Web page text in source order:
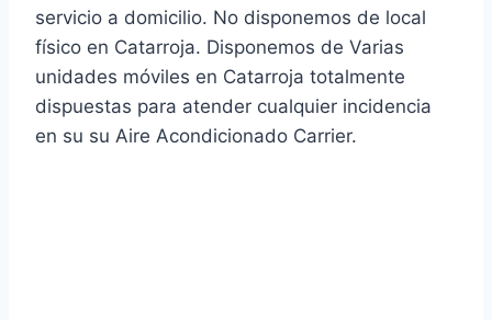
servicio a domicilio. No disponemos de local
físico en Catarroja. Disponemos de Varias
unidades móviles en Catarroja totalmente
dispuestas para atender cualquier incidencia
en su su Aire Acondicionado Carrier.